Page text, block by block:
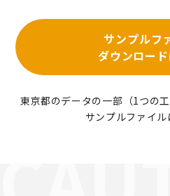
サンプルフ
ダウンロー
東京都のデータの一部（1つの
サンプルファイル